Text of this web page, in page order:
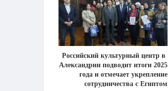
Российский культурный центр в
Александрии подводит итоги 2025
года и отмечает укрепление
сотрудничества с Египтом